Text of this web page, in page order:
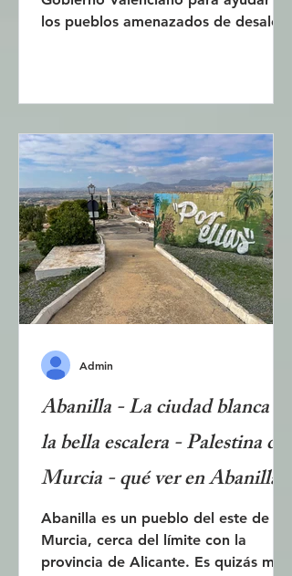
los pueblos amenazados de desalojo
pequeños pueblos, hay pocos
rastros de turismo, el tiempo pasa
lentamente y mucho permanece
como siempre. Esta publicación
describe dos de ellos: Carrícola, un
pueblo artístico y ecológico, y
Sempere, un pueblo tranquilo y
apacible, dos pueblos muy
diferentes. La Ruta 99 está
Abanilla - La ciudad blanca de
la bella escalera - Palestina de
Murcia - qué ver en Abanilla
Abanilla es un pueblo del este de
Murcia, cerca del límite con la
provincia de Alicante. Es quizás más
Admin